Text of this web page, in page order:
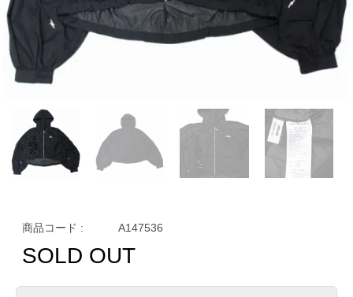
商品コード : A147536
SOLD OUT